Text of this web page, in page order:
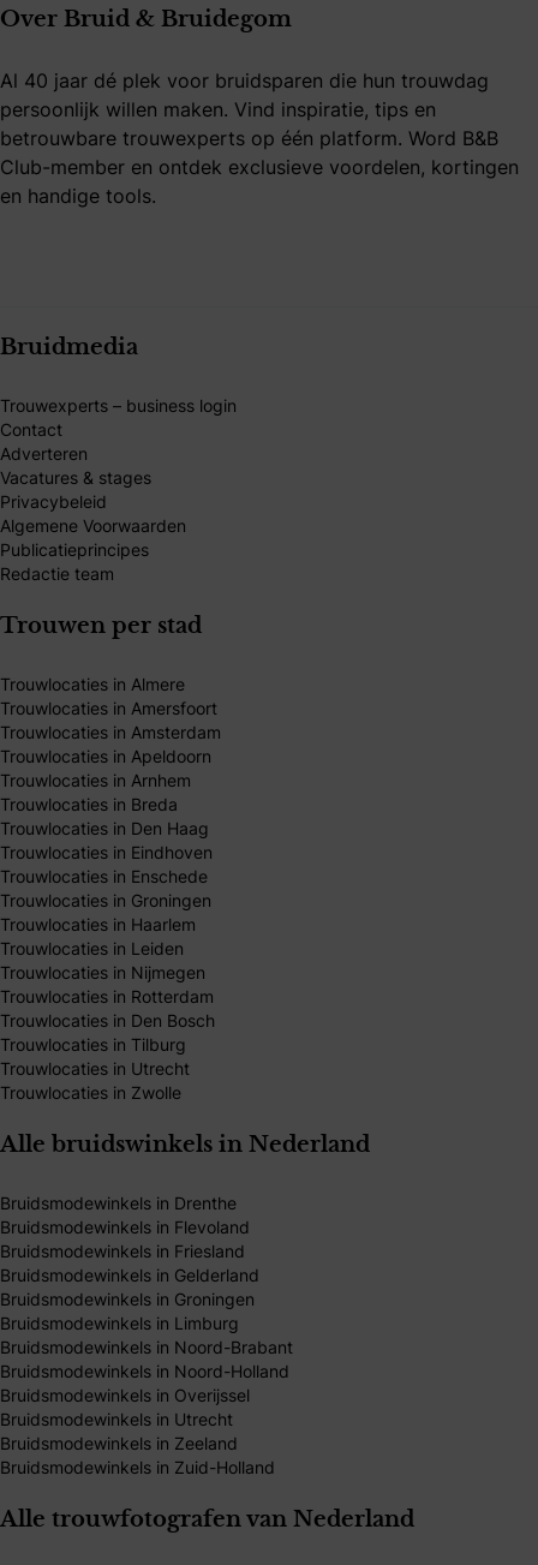
Over Bruid & Bruidegom
Al 40 jaar dé plek voor bruidsparen die hun trouwdag
persoonlijk willen maken. Vind inspiratie, tips en
betrouwbare trouwexperts op één platform. Word B&B
Club-member en ontdek exclusieve voordelen, kortingen
en handige tools.
Bruidmedia
Trouwexperts – business login
Contact
Adverteren
Vacatures & stages
Privacybeleid
Algemene Voorwaarden
Publicatieprincipes
Redactie team
Trouwen per stad
Trouwlocaties in Almere
Trouwlocaties in Amersfoort
Trouwlocaties in Amsterdam
Trouwlocaties in Apeldoorn
Trouwlocaties in Arnhem
Trouwlocaties in Breda
Trouwlocaties in Den Haag
Trouwlocaties in Eindhoven
Trouwlocaties in Enschede
Trouwlocaties in Groningen
Trouwlocaties in Haarlem
Trouwlocaties in Leiden
Trouwlocaties in Nijmegen
Trouwlocaties in Rotterdam
Trouwlocaties in Den Bosch
Trouwlocaties in Tilburg
Trouwlocaties in Utrecht
Trouwlocaties in Zwolle
Alle bruidswinkels in Nederland
Bruidsmodewinkels in Drenthe
Bruidsmodewinkels in Flevoland
Bruidsmodewinkels in Friesland
Bruidsmodewinkels in Gelderland
Bruidsmodewinkels in Groningen
Bruidsmodewinkels in Limburg
Bruidsmodewinkels in Noord-Brabant
Bruidsmodewinkels in Noord-Holland
Bruidsmodewinkels in Overijssel
Bruidsmodewinkels in Utrecht
Bruidsmodewinkels in Zeeland
Bruidsmodewinkels in Zuid-Holland
Alle trouwfotografen van Nederland